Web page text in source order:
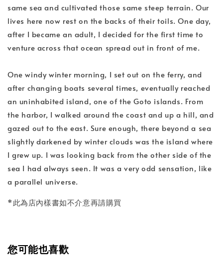
same sea and cultivated those same steep terrain. Our
lives here now rest on the backs of their toils. One day,
after I became an adult, I decided for the first time to
venture across that ocean spread out in front of me.
One windy winter morning, I set out on the ferry, and
after changing boats several times, eventually reached
an uninhabited island, one of the Goto islands. From
the harbor, I walked around the coast and up a hill, and
gazed out to the east. Sure enough, there beyond a sea
slightly darkened by winter clouds was the island where
I grew up. I was looking back from the other side of the
sea I had always seen. It was a very odd sensation, like
a parallel universe.
*此為店內樣書如不介意再請購買
您可能也喜歡